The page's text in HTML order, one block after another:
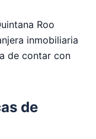
Roo
inmobiliaria
de contar con
de